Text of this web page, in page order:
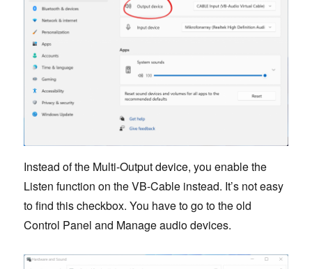
Instead of the Multi-Output device, you enable the
Listen function on the VB-Cable instead. It’s not easy
to find this checkbox. You have to go to the old
Control Panel and Manage audio devices.